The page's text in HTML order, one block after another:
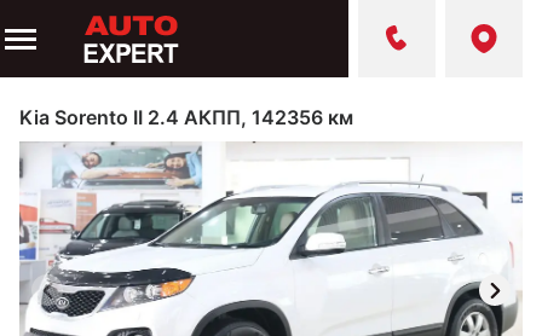
Kia Sorento II 2.4 АКПП, 142356 км